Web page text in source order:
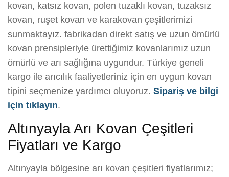
kovan, katsız kovan, polen tuzaklı kovan, tuzaksız
kovan, ruşet kovan ve karakovan çeşitlerimizi
sunmaktayız. fabrikadan direkt satış ve uzun ömürlü
kovan prensipleriyle ürettiğimiz kovanlarımız uzun
ömürlü ve arı sağlığına uygundur. Türkiye geneli
kargo ile arıcılık faaliyetleriniz için en uygun kovan
tipini seçmenize yardımcı oluyoruz. Sipariş ve bilgi
için tıklayın.
Altınyayla Arı Kovan Çeşitleri
Fiyatları ve Kargo
Altınyayla bölgesine arı kovan çeşitleri fiyatlarımız;